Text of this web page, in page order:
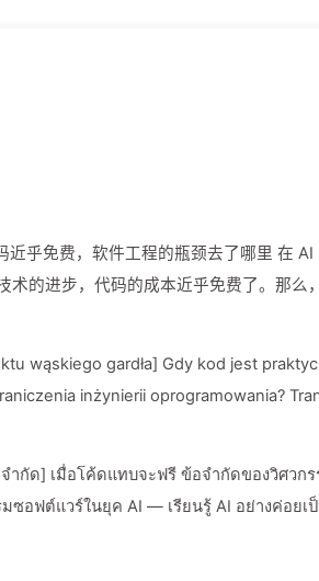
近乎免费，软件工程的瓶颈去了哪里 在
术的进步，代码的成本近乎免费了。那么
发需要大量的专业人才，包括程序员、测
算法设计、数据
这些难点需要专业人才来解决。 ## AI 时
了变化。随着 AI 技术的发展，许多自动
可以自动生成代码，减少开发时间和成本。 * **智能测
wąskiego gardła] Gdy kod jest
inżynierii oprogramowania? Transformacja inżynierii
ำกัด] เมื่อโค้ดแทบจะฟรี ข้อจำกัดของวิศวกรร
มซอฟต์แวร์ในยุค AI — เรียนรู้ AI อย่างค่อยเ